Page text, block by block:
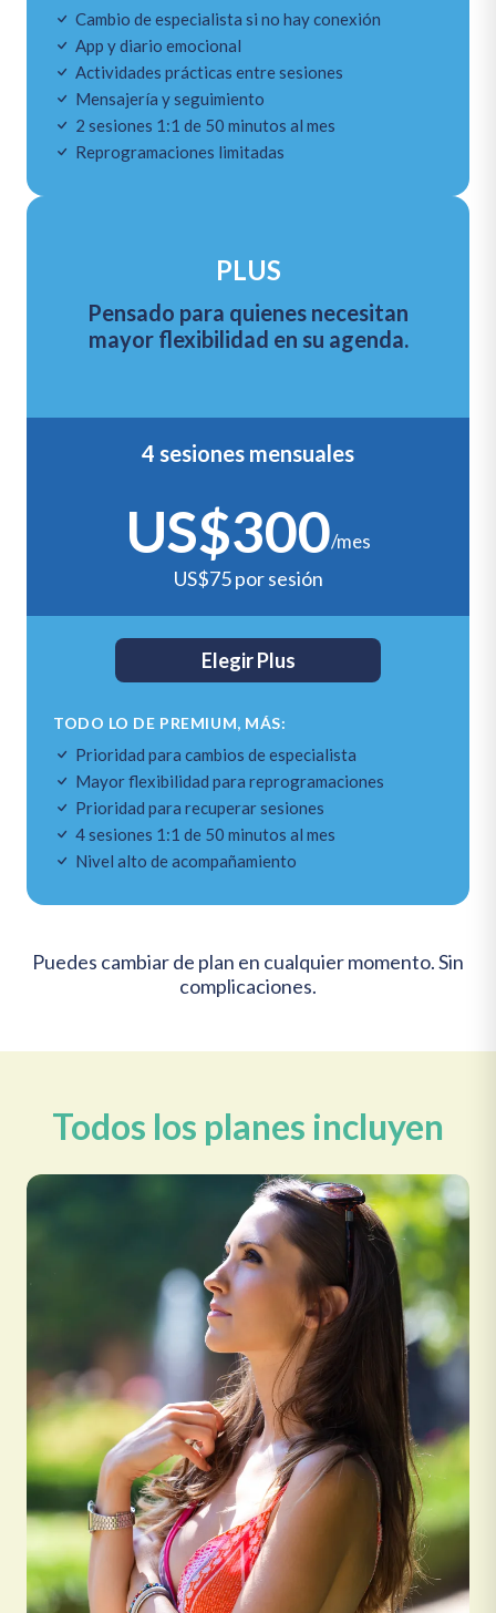
Cambio de especialista si no hay conexión
App y diario emocional
Actividades prácticas entre sesiones
Mensajería y seguimiento
2 sesiones 1:1 de 50 minutos al mes
Reprogramaciones limitadas
PLUS
Pensado para quienes necesitan
mayor flexibilidad en su agenda.
4 sesiones mensuales
US$300/mes
US$75 por sesión
Elegir Plus
TODO LO DE PREMIUM, MÁS:
Prioridad para cambios de especialista
Mayor flexibilidad para reprogramaciones
Prioridad para recuperar sesiones
4 sesiones 1:1 de 50 minutos al mes
Nivel alto de acompañamiento
Puedes cambiar de plan en cualquier momento. Sin
complicaciones.
Todos los planes incluyen